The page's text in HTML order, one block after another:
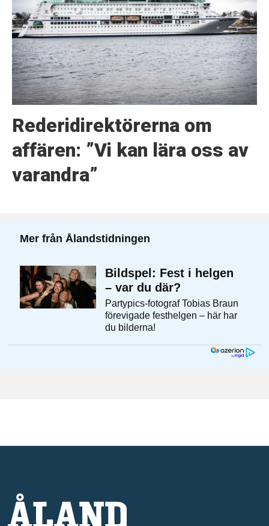
Rederidirektörerna om
affären: ”Vi kan lära oss av
varandra”